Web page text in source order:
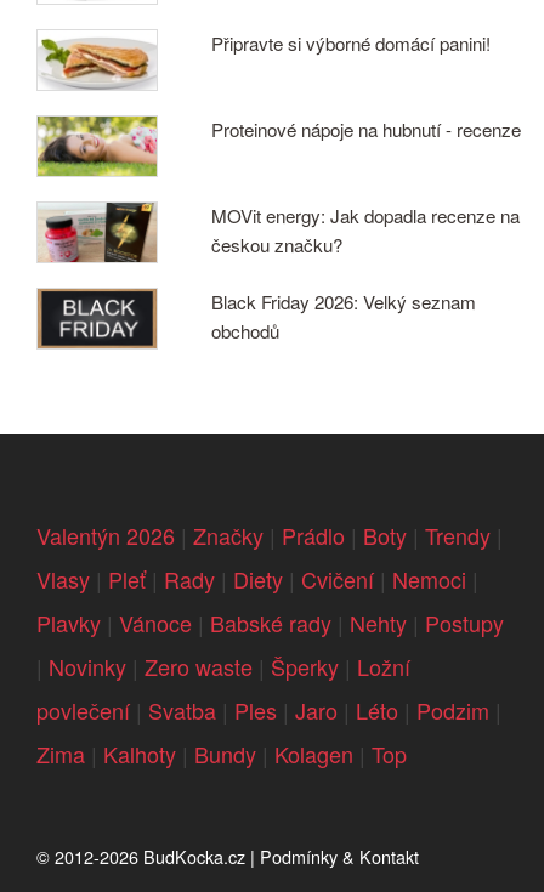
Připravte si výborné domácí panini!
Proteinové nápoje na hubnutí - recenze
MOVit energy: Jak dopadla recenze na
českou značku?
Black Friday 2026: Velký seznam
obchodů
Valentýn 2026 | Značky | Prádlo | Boty | Trendy |
Vlasy | Pleť| Rady | Diety | Cvičení| Nemoci |
Plavky | Vánoce | Babské rady | Nehty | Postupy
| Novinky | Zero waste | Šperky | Ložní
povlečení| Svatba | Ples | Jaro | Léto | Podzim |
Zima | Kalhoty | Bundy | Kolagen | Top
© 2012-2026 BudKocka.cz | Podmínky & Kontakt